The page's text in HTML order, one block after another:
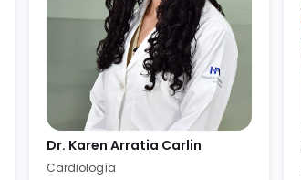
Dr. Karen Arratia Carlin
Cardiología